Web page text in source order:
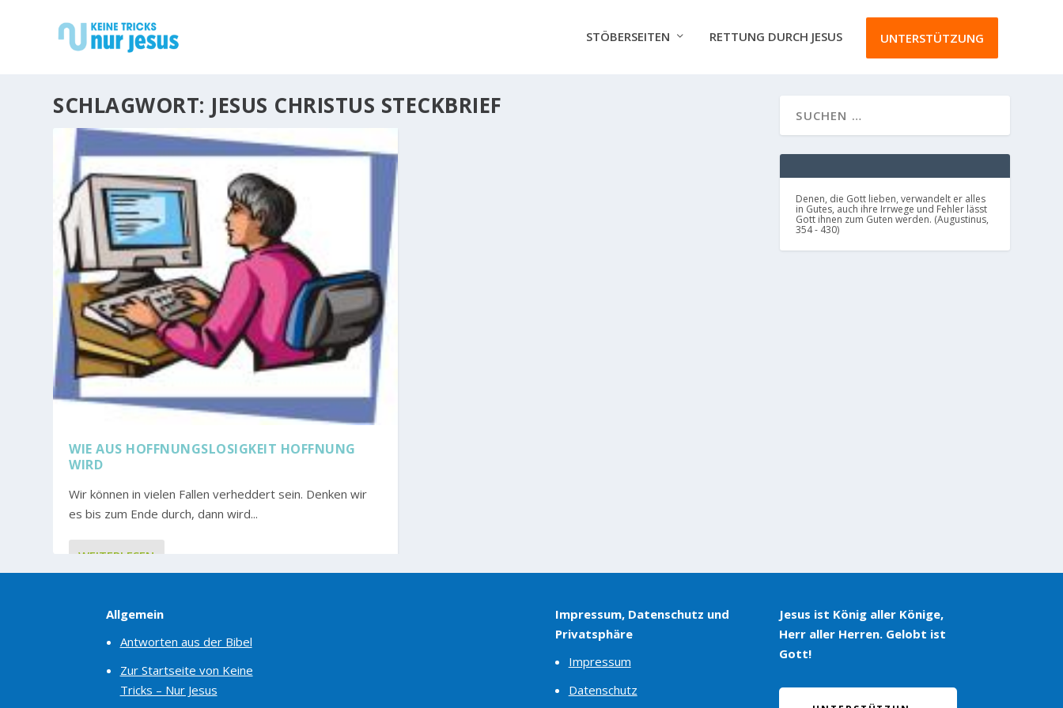
STÖBERSEITEN RETTUNG DURCH JESUS UNTERSTÜTZUNG
SCHLAGWORT: JESUS CHRISTUS STECKBRIEF
WIE AUS HOFFNUNGSLOSIGKEIT HOFFNUNG
WIRD
Wir können in vielen Fallen verheddert sein. Denken wir
es bis zum Ende durch, dann wird...
WEITERLESEN
Denen, die Gott lieben, verwandelt er alles
in Gutes, auch ihre Irrwege und Fehler lässt
Gott ihnen zum Guten werden. (Augustinus,
354 - 430)
Allgemein
Antworten aus der Bibel
Zur Startseite von Keine
Tricks – Nur Jesus
Impressum, Datenschutz und
Privatsphäre
Impressum
Datenschutz
Jesus ist König aller Könige,
Herr aller Herren. Gelobt ist
Gott!